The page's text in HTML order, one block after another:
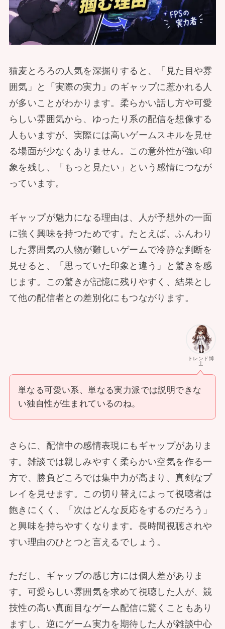
猫麦とろろの人気を深掘りすると、「見た目や雰
囲気」と「実際の実力」のギャップに惹かれる人
が多いことがわかります。柔らかい話し方や可愛
らしい雰囲気から、ゆったり系の配信を想像する
人もいますが、実際には高いゲームスキルを見せ
る場面が少なくありません。この意外性が強い印
象を残し、「もっと見たい」という感情につなが
っています。
ギャップが魅力になる理由は、人が予想外の一面
に強く興味を持つためです。たとえば、ふんわり
した雰囲気の人物が難しいゲームで冷静な判断を
見せると、「思っていた印象と違う」と驚きを感
じます。この驚きが記憶に残りやすく、結果とし
て他の配信者との差別化にもつながります。
トレンド博
士
単なる可愛い系、単なる実力派では説明できな
い独自性が生まれているのね。
さらに、配信中の感情表現にもギャップがありま
す。雑談では親しみやすく柔らかい空気を作る一
方で、勝負どころでは集中力が高まり、真剣なプ
レイを見せます。この切り替えによって視聴者は
飽きにくく、「次はどんな反応をするのだろう」
と興味を持ちやすくなります。長時間視聴されや
すい理由のひとつと言えるでしょう。
ただし、ギャップの感じ方には個人差がありま
す。可愛らしい雰囲気を求めて視聴した人が、競
技性の高い真面目なゲーム配信に驚くこともあり
ますし、逆にゲーム実力を期待した人が雑談中心